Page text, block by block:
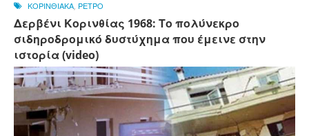
ΚΟΡΙΝΘΙΑΚΑ, ΡΕΤΡΟ
Δερβένι Κορινθίας 1968: Το πολύνεκρο
σιδηροδρομικό δυστύχημα που έμεινε στην
ιστορία (video)